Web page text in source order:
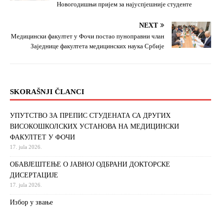
Новогодишњи пријем за најуспјешније студенте
NEXT
Медицински факултет у Фочи постао пуноправни члан
Заједнице факултета медицинских наука Србије
SKORAŠNJI ČLANCI
УПУТСТВО ЗА ПРЕПИС СТУДЕНАТА СА ДРУГИХ
ВИСОКОШКОЛСКИХ УСТАНОВА НА МЕДИЦИНСКИ
ФАКУЛТЕТ У ФОЧИ
17. jula 2026.
ОБАВЈЕШТЕЊЕ О ЈАВНОЈ ОДБРАНИ ДОКТОРСКЕ
ДИСЕРТАЦИЈЕ
17. jula 2026.
Избор у звање